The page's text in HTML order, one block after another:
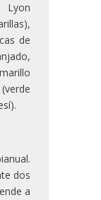
de
dos
a